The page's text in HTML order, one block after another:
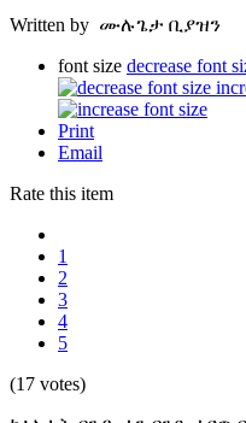
Written by ሙሉጌታ ቢያዝን
font size decrease font
Print
Email
Rate this item
1
2
3
4
5
(17 votes)